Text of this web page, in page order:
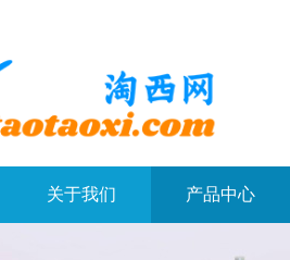
关于我们 产品中心